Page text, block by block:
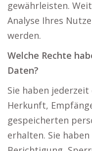
gewährleisten.
Analyse Ihres
werden.
Welche Rechte
Daten?
Sie haben
Herkunft,
gespeicherten
erhalten. Sie